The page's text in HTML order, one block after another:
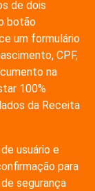
de dois
botão
um formulário
CPF,
na
100%
da Receita
usuário e
para
segurança